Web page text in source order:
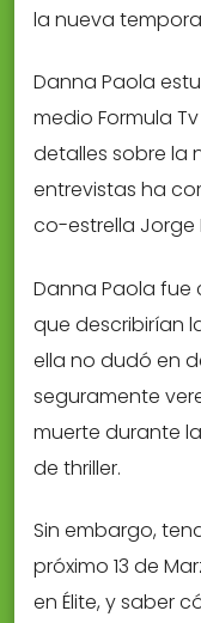
la nueva
Danna Paola
medio Formula
detalles sobre la
entrevistas ha
co-estrella Jorge
Danna Paola fue
que describirían
ella no dudó en
seguramente
muerte durante
de thriller.
Sin embargo,
próximo 13 de
en Élite, y saber